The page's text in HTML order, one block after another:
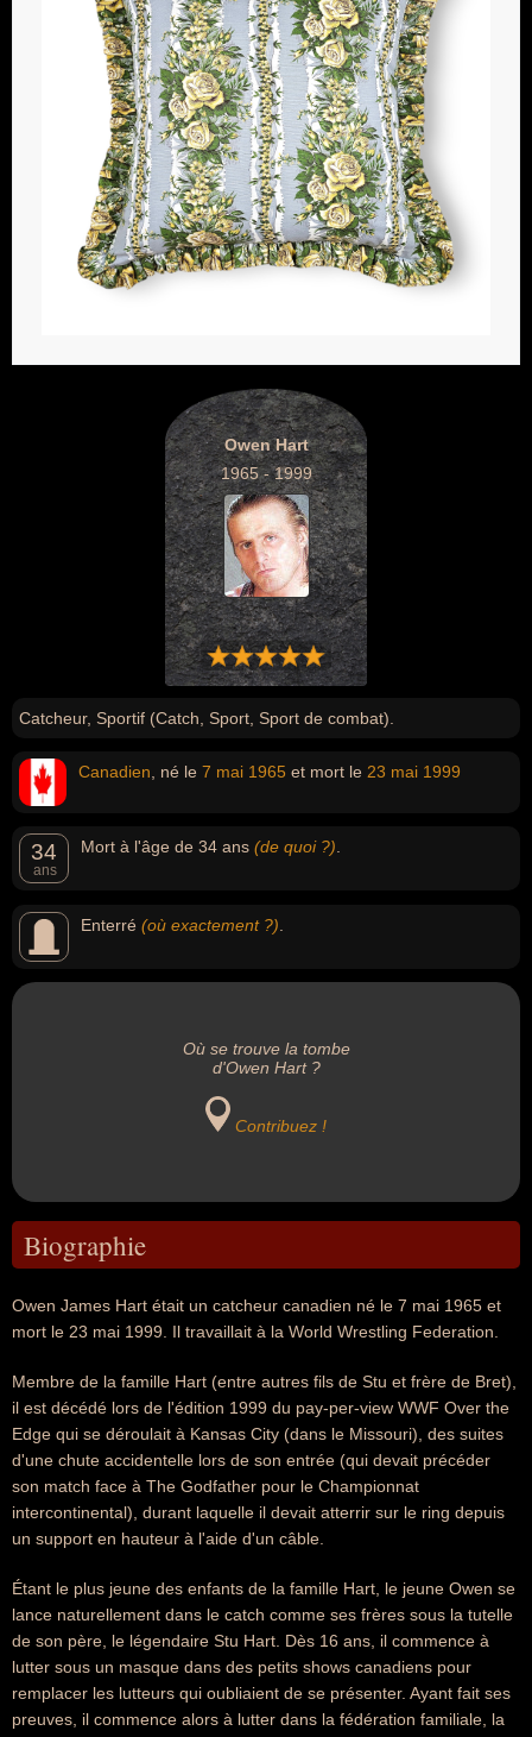
Owen Hart
1965 - 1999
Catcheur, Sportif (Catch, Sport, Sport de combat).
Canadien , né le 7 mai 1965 et mort le 23 mai 1999
34
ans
Mort à l'âge de 34 ans (de quoi ?)
Enterré (où exactement ?)
Où se trouve la tombe
d'Owen Hart ?
Contribuez !
Biographie
Owen James Hart était un catcheur canadien né le 7 mai 1965 et
mort le 23 mai 1999. Il travaillait à la World Wrestling Federation.
Membre de la famille Hart (entre autres fils de Stu et frère de Bret),
il est décédé lors de l'édition 1999 du pay-per-view WWF Over the
Edge qui se déroulait à Kansas City (dans le Missouri), des suites
d'une chute accidentelle lors de son entrée (qui devait précéder
son match face à The Godfather pour le Championnat
intercontinental), durant laquelle il devait atterrir sur le ring depuis
un support en hauteur à l'aide d'un câble.
Étant le plus jeune des enfants de la famille Hart, le jeune Owen se
lance naturellement dans le catch comme ses frères sous la tutelle
de son père, le légendaire Stu Hart. Dès 16 ans, il commence à
lutter sous un masque dans des petits shows canadiens pour
remplacer les lutteurs qui oubliaient de se présenter. Ayant fait ses
preuves, il commence alors à lutter dans la fédération familiale, la